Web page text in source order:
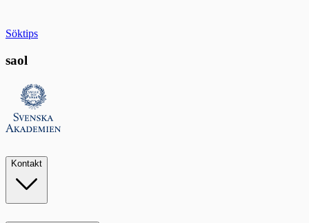
Söktips
saol
Kontakt